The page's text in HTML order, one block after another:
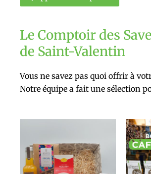
Le Comptoir des
de Saint-Valentin
Vous ne savez pas quoi offrir à
Notre équipe a fait une sélection